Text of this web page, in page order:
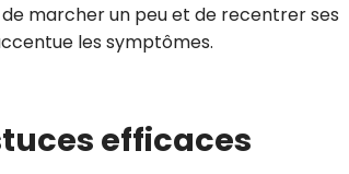
marcher un peu et de recentrer ses
les symptômes.
efficaces